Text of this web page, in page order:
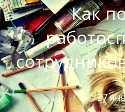
Как
27